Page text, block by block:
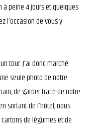
à peine 4 jours et quelques
l’occasion de vous y
tour. J’ai donc marché
seule photo de notre
de garder trace de notre
sortant de l’hôtel, nous
de légumes et de